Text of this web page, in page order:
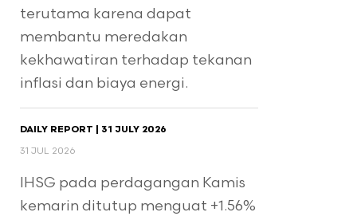
terutama karena dapat
membantu meredakan
kekhawatiran terhadap tekanan
inflasi dan biaya energi.
DAILY REPORT | 31 JULY 2026
31 JUL 2026
IHSG pada perdagangan Kamis
kemarin ditutup menguat +1.56%